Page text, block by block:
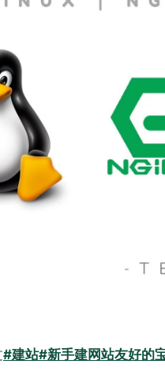
#建站#新手建网站友好的